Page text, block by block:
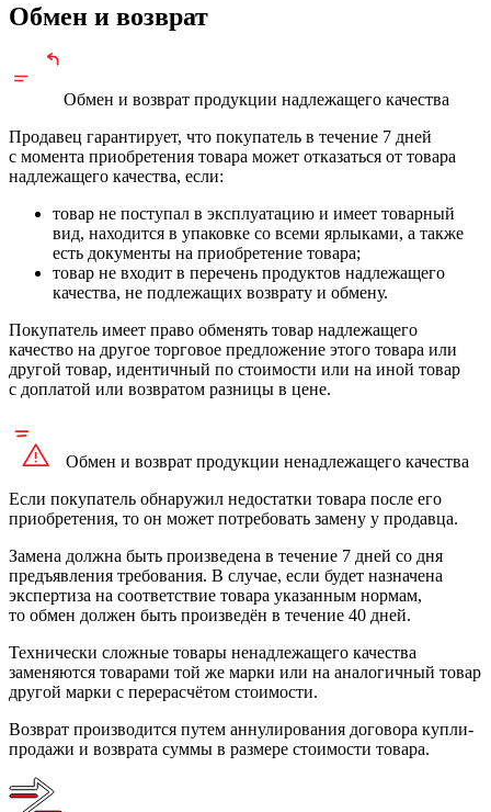
Обмен и возврат
Обмен и возврат продукции надлежащего качества
Продавец гарантирует, что покупатель в течение 7 дней
с момента приобретения товара может отказаться от товара
надлежащего качества, если:
товар не поступал в эксплуатацию и имеет товарный
вид, находится в упаковке со всеми ярлыками, а также
есть документы на приобретение товара;
товар не входит в перечень продуктов надлежащего
качества, не подлежащих возврату и обмену.
Покупатель имеет право обменять товар надлежащего
качество на другое торговое предложение этого товара или
другой товар, идентичный по стоимости или на иной товар
с доплатой или возвратом разницы в цене.
Обмен и возврат продукции ненадлежащего качества
Если покупатель обнаружил недостатки товара после его
приобретения, то он может потребовать замену у продавца.
Замена должна быть произведена в течение 7 дней со дня
предъявления требования. В случае, если будет назначена
экспертиза на соответствие товара указанным нормам,
то обмен должен быть произведён в течение 40 дней.
Технически сложные товары ненадлежащего качества
заменяются товарами той же марки или на аналогичный товар
другой марки с перерасчётом стоимости.
Возврат производится путем аннулирования договора купли-
продажи и возврата суммы в размере стоимости товара.